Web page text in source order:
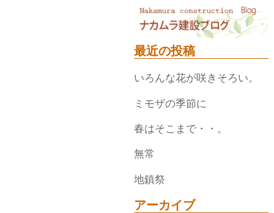
最近の投稿
いろんな花が咲きそろい。
ミモザの季節に
春はそこまで・・。
無常
地鎮祭
アーカイブ